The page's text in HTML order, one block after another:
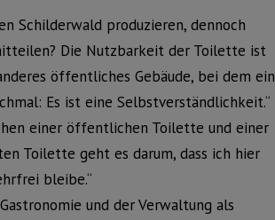
Schilderwald produzieren, dennoch
Die Nutzbarkeit der Toilette ist
öffentliches Gebäude, bei dem ein
Es ist eine Selbstverständlichkeit.“
einer öffentlichen Toilette und einer
Toilette geht es darum, dass ich hier
bleibe.“
und der Verwaltung als